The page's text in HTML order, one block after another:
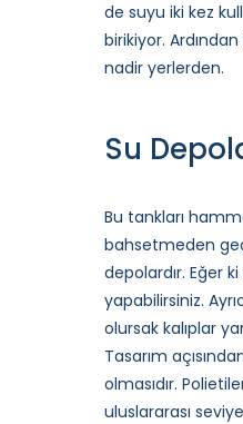
de suyu iki kez
birikiyor.
nadir yerlerden.
Su
Bu tankları
bahsetmeden
depolardır. Eğer
yapabilirsiniz.
olursak kalıplar
Tasarım
olmasıdır.
uluslararası